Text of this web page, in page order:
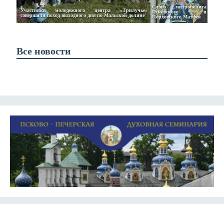
Участники молодежного центра «Трилучье»
совершили поход выходного дня по Мальской долине
Слово митрополита
Псковского и
Порховского Матфея
Все новости